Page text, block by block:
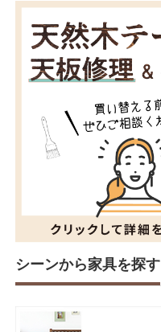
シーンから家具を探す